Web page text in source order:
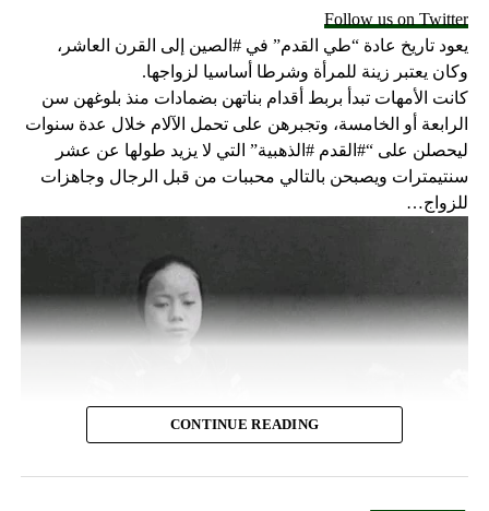
Follow us on Twitter
يعود تاريخ عادة “طي القدم” في #الصين إلى القرن العاشر،
وكان يعتبر زينة للمرأة وشرطا أساسيا لزواجها.
كانت الأمهات تبدأ بربط أقدام بناتهن بضمادات منذ بلوغهن سن
الرابعة أو الخامسة، وتجبرهن على تحمل الآلام خلال عدة سنوات
ليحصلن على “#القدم #الذهبية” التي لا يزيد طولها عن عشر
سنتيمترات ويصبحن بالتالي محببات من قبل الرجال وجاهزات
للزواج…
CONTINUE READING